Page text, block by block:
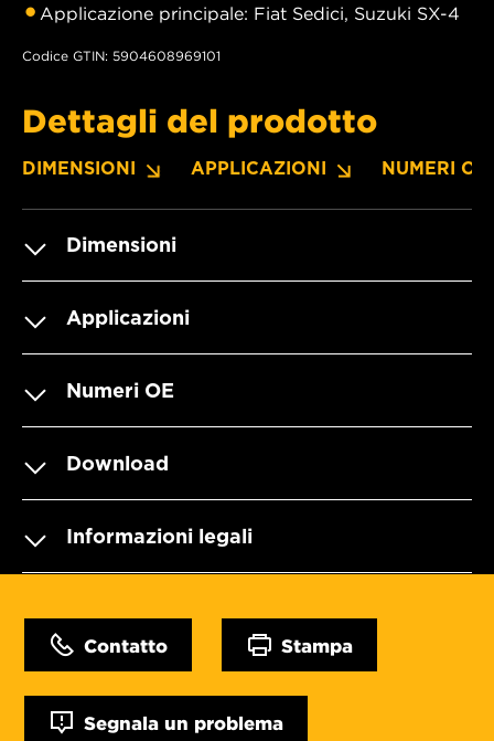
Applicazione principale: Fiat Sedici, Suzuki SX-4
Codice GTIN: 5904608969101
Dettagli del prodotto
DIMENSIONI APPLICAZIONI NUMERI OE
Dimensioni
Applicazioni
Numeri OE
Download
Informazioni legali
Contatto Stampa
Segnala un problema